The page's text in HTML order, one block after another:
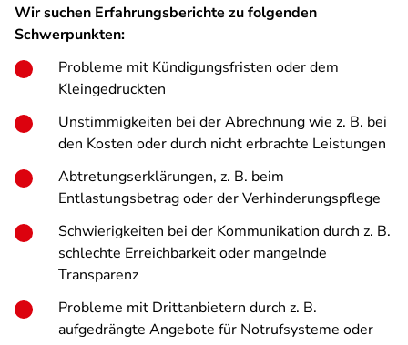
Wir suchen Erfahrungsberichte zu folgenden
Schwerpunkten:
Probleme mit Kündigungsfristen oder dem
Kleingedruckten
Unstimmigkeiten bei der Abrechnung wie z. B. bei
den Kosten oder durch nicht erbrachte Leistungen
Abtretungserklärungen, z. B. beim
Entlastungsbetrag oder der Verhinderungspflege
Schwierigkeiten bei der Kommunikation durch z. B.
schlechte Erreichbarkeit oder mangelnde
Transparenz
Probleme mit Drittanbietern durch z. B.
aufgedrängte Angebote für Notrufsysteme oder